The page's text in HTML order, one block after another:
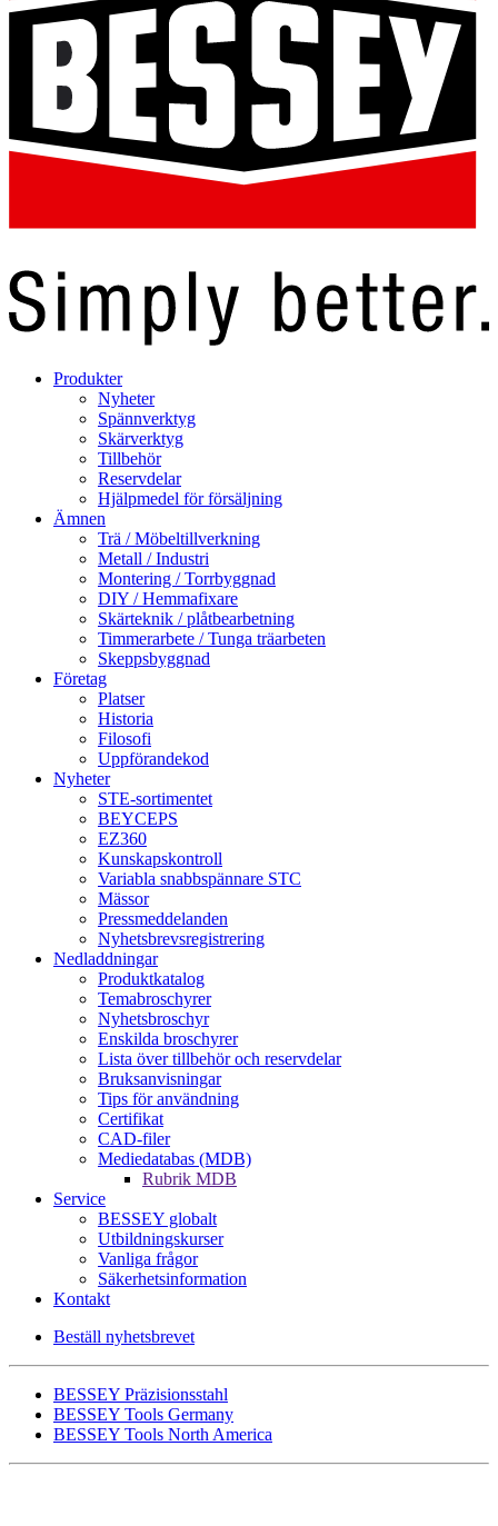
Produkter
Nyheter
Spännverktyg
Skärverktyg
Tillbehör
Reservdelar
Hjälpmedel för försäljning
Ämnen
Trä / Möbeltillverkning
Metall / Industri
Montering / Torrbyggnad
DIY / Hemmafixare
Skärteknik / plåtbearbetning
Timmerarbete / Tunga träarbeten
Skeppsbyggnad
Företag
Platser
Historia
Filosofi
Uppförandekod
Nyheter
STE-sortimentet
BEYCEPS
EZ360
Kunskapskontroll
Variabla snabbspännare STC
Mässor
Pressmeddelanden
Nyhetsbrevsregistrering
Nedladdningar
Produktkatalog
Temabroschyrer
Nyhetsbroschyr
Enskilda broschyrer
Lista över tillbehör och reservdelar
Bruksanvisningar
Tips för användning
Certifikat
CAD-filer
Mediedatabas (MDB)
Rubrik MDB
Service
BESSEY globalt
Utbildningskurser
Vanliga frågor
Säkerhetsinformation
Kontakt
Beställ nyhetsbrevet
BESSEY Präzisionsstahl
BESSEY Tools Germany
BESSEY Tools North America